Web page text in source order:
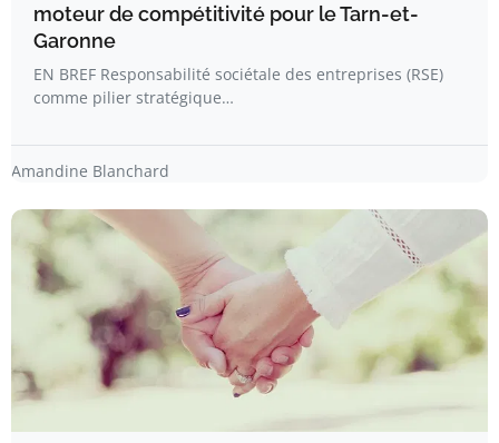
moteur de compétitivité pour le Tarn-et-
Garonne
EN BREF Responsabilité sociétale des entreprises (RSE)
comme pilier stratégique…
Amandine Blanchard